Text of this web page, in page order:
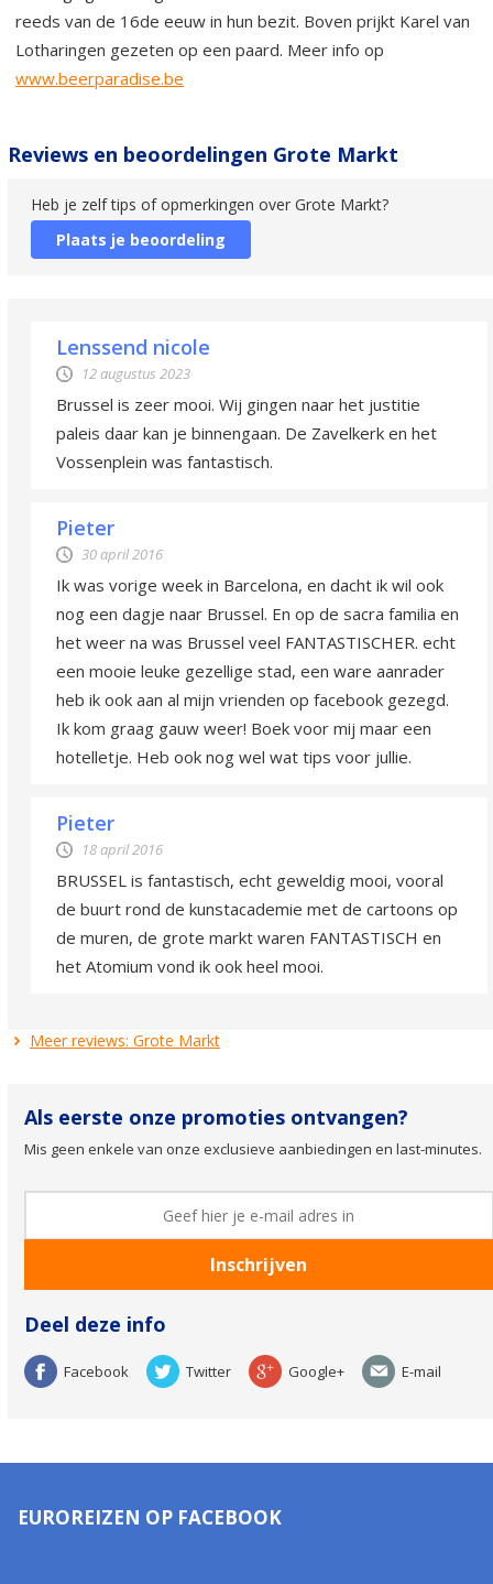
reeds van de 16de eeuw in hun bezit. Boven prijkt Karel van
Lotharingen gezeten op een paard. Meer info op
www.beerparadise.be
Reviews en beoordelingen Grote Markt
Heb je zelf tips of opmerkingen over Grote Markt?
Plaats je beoordeling
Lenssend nicole
12 augustus 2023
Brussel is zeer mooi. Wij gingen naar het justitie
paleis daar kan je binnengaan. De Zavelkerk en het
Vossenplein was fantastisch.
Pieter
30 april 2016
Ik was vorige week in Barcelona, en dacht ik wil ook
nog een dagje naar Brussel. En op de sacra familia en
het weer na was Brussel veel FANTASTISCHER. echt
een mooie leuke gezellige stad, een ware aanrader
heb ik ook aan al mijn vrienden op facebook gezegd.
Ik kom graag gauw weer! Boek voor mij maar een
hotelletje. Heb ook nog wel wat tips voor jullie.
Pieter
18 april 2016
BRUSSEL is fantastisch, echt geweldig mooi, vooral
de buurt rond de kunstacademie met de cartoons op
de muren, de grote markt waren FANTASTISCH en
het Atomium vond ik ook heel mooi.
Meer reviews: Grote Markt
Als eerste onze promoties ontvangen?
Mis geen enkele van onze exclusieve aanbiedingen en last-minutes.
Deel deze info
Facebook Twitter Google+ E-mail
EUROREIZEN OP FACEBOOK